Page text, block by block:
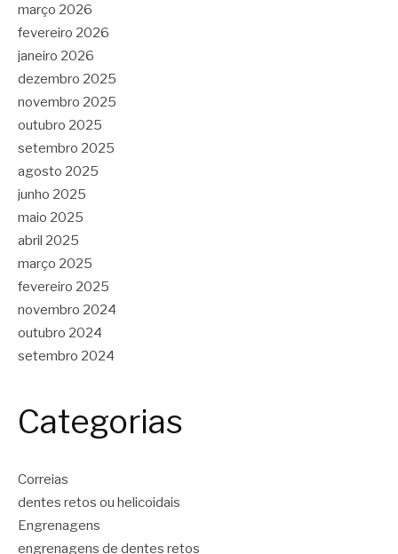
março 2026
fevereiro 2026
janeiro 2026
dezembro 2025
novembro 2025
outubro 2025
setembro 2025
agosto 2025
junho 2025
maio 2025
abril 2025
março 2025
fevereiro 2025
novembro 2024
outubro 2024
setembro 2024
Categorias
Correias
dentes retos ou helicoidais
Engrenagens
engrenagens de dentes retos